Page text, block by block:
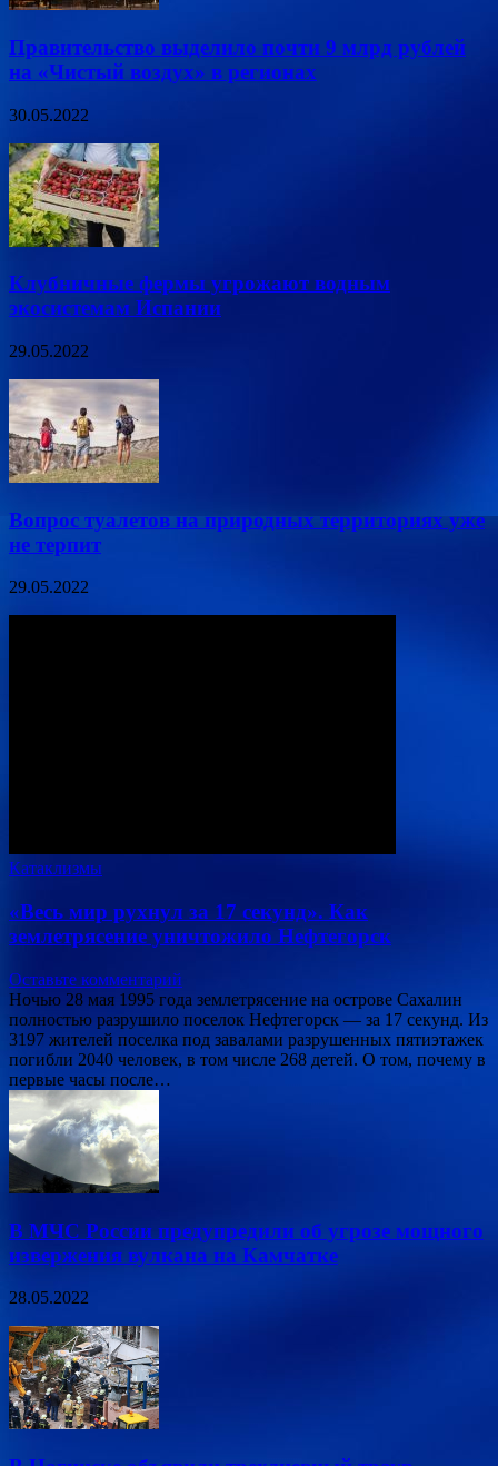
Правительство выделило почти 9 млрд рублей
на «Чистый воздух» в регионах
30.05.2022
Клубничные фермы угрожают водным
экосистемам Испании
29.05.2022
Вопрос туалетов на природных территориях уже
не терпит
29.05.2022
Катаклизмы
«Весь мир рухнул за 17 секунд». Как
землетрясение уничтожило Нефтегорск
Оставьте комментарий
Ночью 28 мая 1995 года землетрясение на острове Сахалин
полностью разрушило поселок Нефтегорск — за 17 секунд. Из
3197 жителей поселка под завалами разрушенных пятиэтажек
погибли 2040 человек, в том числе 268 детей. О том, почему в
первые часы после…
В МЧС России предупредили об угрозе мощного
извержения вулкана на Камчатке
28.05.2022